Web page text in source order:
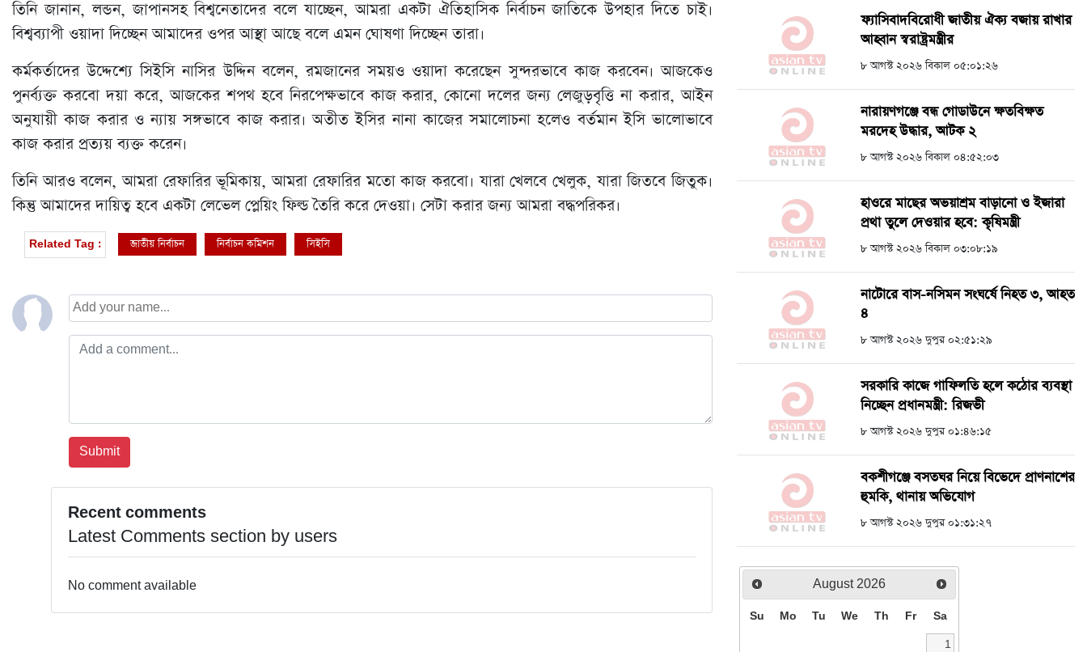
তিনি জানান, লন্ডন, জাপানসহ বিশ্বনেতাদের বলে যাচ্ছেন, আমরা একটা ঐতিহাসিক নির্বাচন জাতিকে উপহার দিতে চাই।
বিশ্বব্যাপী ওয়াদা দিচ্ছেন আমাদের ওপর আস্থা আছে বলে এমন ঘোষণা দিচ্ছেন তারা।
কর্মকর্তাদের উদ্দেশ্যে সিইসি নাসির উদ্দিন বলেন, রমজানের সময়ও ওয়াদা করেছেন সুন্দরভাবে কাজ করবেন। আজকেও
পুনর্ব্যক্ত করবো দয়া করে, আজকের শপথ হবে নিরপেক্ষভাবে কাজ করার, কোনো দলের জন্য লেজুড়বৃত্তি না করার, আইন
অনুযায়ী কাজ করার ও ন্যায় সঙ্গভাবে কাজ করার। অতীত ইসির নানা কাজের সমালোচনা হলেও বর্তমান ইসি ভালোভাবে
কাজ করার প্রত্যয় ব্যক্ত করেন।
তিনি আরও বলেন, আমরা রেফারির ভূমিকায়, আমরা রেফারির মতো কাজ করবো। যারা খেলবে খেলুক, যারা জিতবে জিতুক।
কিন্তু আমাদের দায়িত্ব হবে একটা লেভেল প্লেয়িং ফিল্ড তৈরি করে দেওয়া। সেটা করার জন্য আমরা বদ্ধপরিকর।
Related Tag : জাতীয় নির্বাচন নির্বাচন কমিশন সিইসি
Recent comments
Latest Comments section by users
No comment available
ফ্যাসিবাদবিরোধী জাতীয় ঐক্য বজায় রাখার
আহ্বান স্বরাষ্ট্রমন্ত্রীর
৮ আগস্ট ২০২৬ বিকাল ০৫:০১:২৬
নারায়ণগঞ্জে বন্ধ গোডাউনে ক্ষতবিক্ষত
মরদেহ উদ্ধার, আটক ২
৮ আগস্ট ২০২৬ বিকাল ০৪:৫২:০৩
হাওরে মাছের অভয়াশ্রম বাড়ানো ও ইজারা
প্রথা তুলে দেওয়ার হবে: কৃষিমন্ত্রী
৮ আগস্ট ২০২৬ বিকাল ০৩:০৮:১৯
নাটোরে বাস-নসিমন সংঘর্ষে নিহত ৩, আহত
৪
৮ আগস্ট ২০২৬ দুপুর ০২:৫১:২৯
সরকারি কাজে গাফিলতি হলে কঠোর ব্যবস্থা
নিচ্ছেন প্রধানমন্ত্রী: রিজভী
৮ আগস্ট ২০২৬ দুপুর ০১:৪৬:১৫
বকশীগঞ্জে বসতঘর নিয়ে বিভেদে প্রাণনাশের
হুমকি, থানায় অভিযোগ
৮ আগস্ট ২০২৬ দুপুর ০১:৩১:২৭
August 2026
Su Mo Tu We Th Fr Sa
1